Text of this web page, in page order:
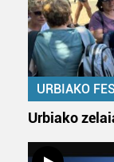
URBIAKO
Urbiako